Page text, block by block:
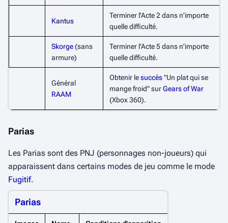
Kantus
Terminer l'Acte 2 dans n'importe
quelle difficulté.
Skorge(sans
armure)
Terminer l'Acte 5 dans n'importe
quelle difficulté.
Général
RAAM
Obtenir lesuccès"Un plat qui se
mange froid" surGears of War
(Xbox 360).
Parias
Les Parias sont des PNJ (personnages non-joueurs) qui
apparaissent dans certains modes de jeu comme le mode
Fugitif.
Parias